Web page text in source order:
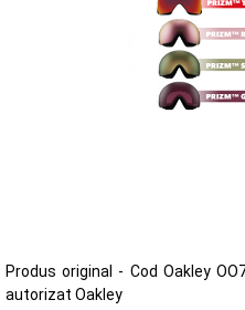
Produs original - Cod Oakley
autorizat Oakley